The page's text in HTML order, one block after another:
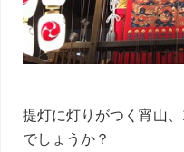
提灯に灯りがつく宵山
でしょうか？